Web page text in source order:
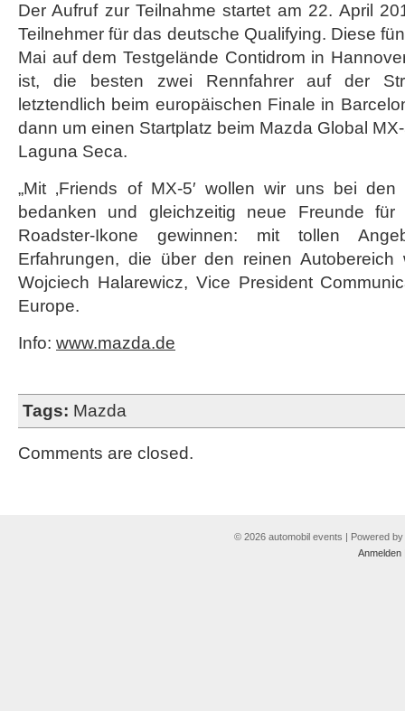
Der Aufruf zur Teilnahme startet am 22. April
Teilnehmer für das deutsche Qualifying. Diese
Mai auf dem Testgelände Contidrom in
ist, die besten zwei Rennfahrer auf der
letztendlich beim europäischen Finale in
dann um einen Startplatz beim Mazda Global
Laguna Seca.
„Mit ‚Friends of MX-5′ wollen wir uns bei
bedanken und gleichzeitig neue Freunde
Roadster-Ikone gewinnen: mit tollen
Erfahrungen, die über den reinen Autobereich
Wojciech Halarewicz, Vice President
Europe.
Info: www.mazda.de
Tags: Mazda
Comments are closed.
© 2026 automobil events | Powered by
Anmelden|